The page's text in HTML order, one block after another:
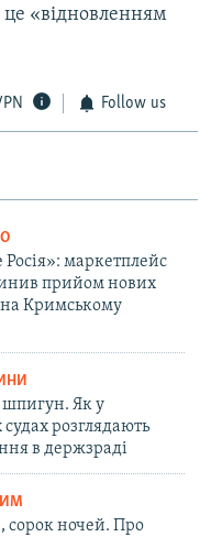
це «відновленням
Follow us
маркетплейс
прийом нових
Кримському
шпигун. Як у
розглядають
в держзраді
сорок ночей. Про